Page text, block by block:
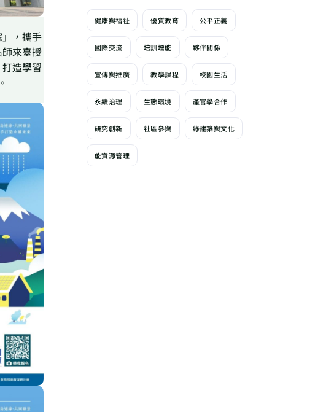
，攜手
來臺授
造學習
健康與福祉 優質教育 公平正義
國際交流 培訓增能 夥伴關係
宣傳與推廣 教學課程 校園生活
永續治理 生態環境 產官學合作
研究創新 社區參與 綠建築與文化
能資源管理